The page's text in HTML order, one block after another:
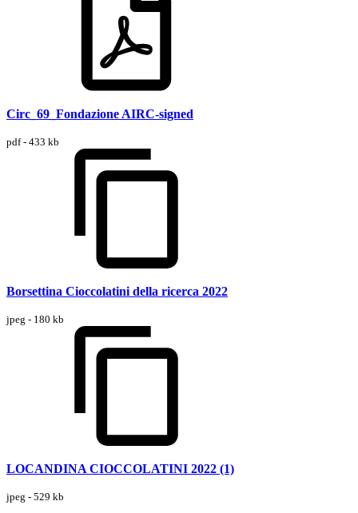
Circ_69_Fondazione AIRC-signed
pdf - 433 kb
Borsettina Cioccolatini della ricerca 2022
jpeg - 180 kb
LOCANDINA CIOCCOLATINI 2022 (1)
jpeg - 529 kb